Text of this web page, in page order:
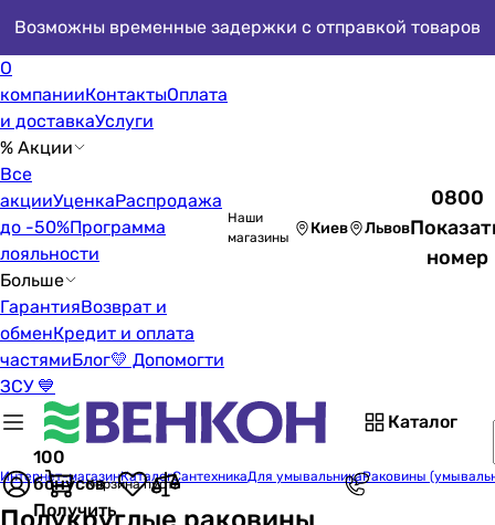
Возможны временные задержки с отправкой товаров
О
компанииКонтактыОплата
и доставкаУслуги
% Акции
Все
акцииУценкаРаспродажа
до -50%Программа
лояльности
Больше
ГарантияВозврат и
обменКредит и оплата
частямиБлог💛 Допомогти
ЗСУ 💙
Наши
магазины
Киев Львов
0800
номер
Каталог
100
бонусов
Получить
Корзина пуста
Интернет-магазинКаталогСантехникаДля умывальникаРаковины